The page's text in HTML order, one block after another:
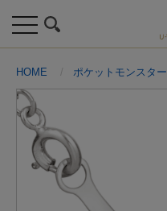
toggle
navigation
HOME ポケットモンスター